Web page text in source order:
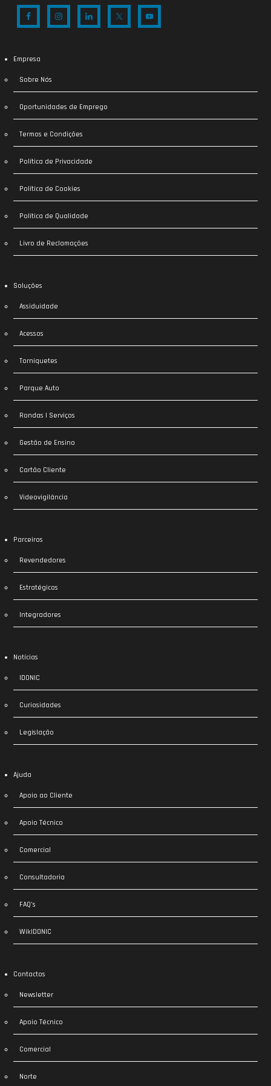
Empresa
Sobre Nós
Oportunidades de Emprego
Termos e Condições
Política de Privacidade
Política de Cookies
Política de Qualidade
Livro de Reclamações
Soluções
Assiduidade
Acessos
Torniquetes
Parque Auto
Rondas | Serviços
Gestão de Ensino
Cartão Cliente
Videovigilância
Parceiros
Revendedores
Estratégicos
Integradores
Notícias
IDONIC
Curiosidades
Legislação
Ajuda
Apoio ao Cliente
Apoio Técnico
Comercial
Consultadoria
FAQ’s
WikIDONIC
Contactos
Newsletter
Apoio Técnico
Comercial
Norte